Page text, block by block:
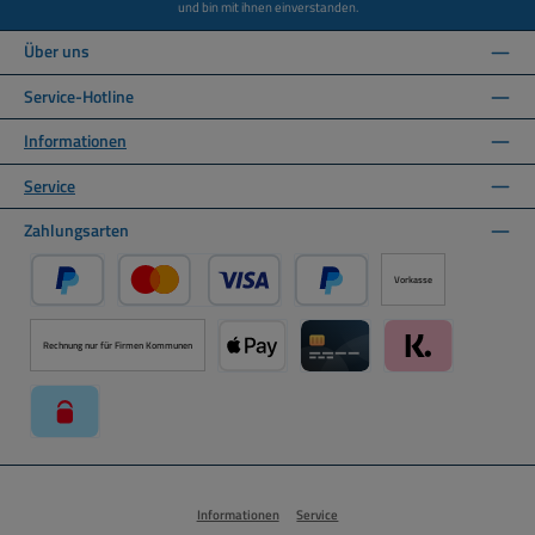
und bin mit ihnen einverstanden.
Über uns
Service-Hotline
Informationen
Service
Zahlungsarten
PayPal Kredit- oder Debitkarte über PayPal
Später Bezahlen über PayPal
Vorkasse
Rechnung nur für Firmen Kommunen
Informationen Service